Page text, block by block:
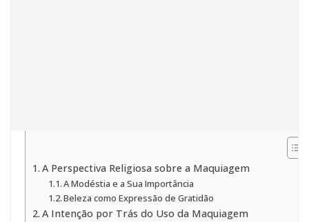
A Perspectiva Religiosa sobre a Maquiagem
A Modéstia e a Sua Importância
Beleza como Expressão de Gratidão
A Intenção por Trás do Uso da Maquiagem